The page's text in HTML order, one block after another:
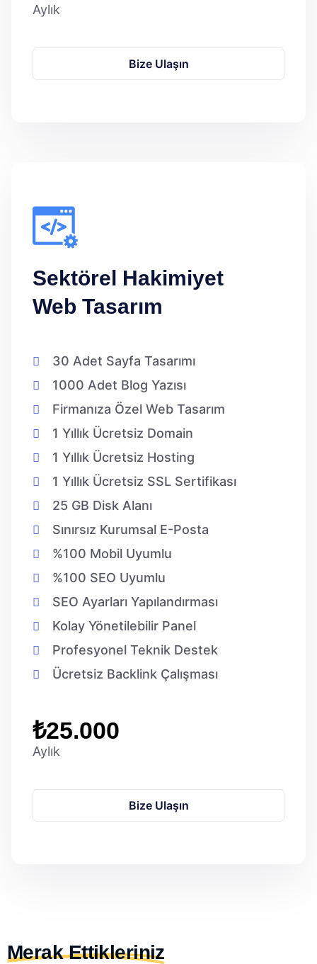
Aylık
Bize Ulaşın
Sektörel Hakimiyet
Web Tasarım
30 Adet Sayfa Tasarımı
1000 Adet Blog Yazısı
Firmanıza Özel Web Tasarım
1 Yıllık Ücretsiz Domain
1 Yıllık Ücretsiz Hosting
1 Yıllık Ücretsiz SSL Sertifikası
25 GB Disk Alanı
Sınırsız Kurumsal E-Posta
%100 Mobil Uyumlu
%100 SEO Uyumlu
SEO Ayarları Yapılandırması
Kolay Yönetilebilir Panel
Profesyonel Teknik Destek
Ücretsiz Backlink Çalışması
₺25.000
Aylık
Bize Ulaşın
Merak Ettikleriniz